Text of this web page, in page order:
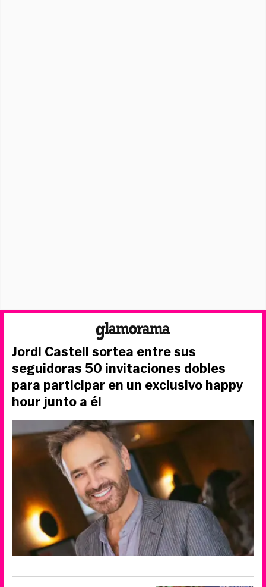
Jordi Castell sortea entre sus
seguidoras 50 invitaciones dobles
para participar en un exclusivo happy
hour junto a él